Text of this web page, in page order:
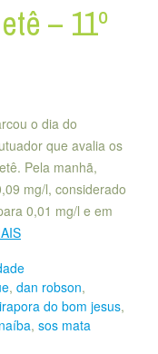
– 11º
o dia do
que avalia os
Pela manhã,
mg/l, considerado
0,01 mg/l e em
, dan robson,
do bom jesus,
, sos mata